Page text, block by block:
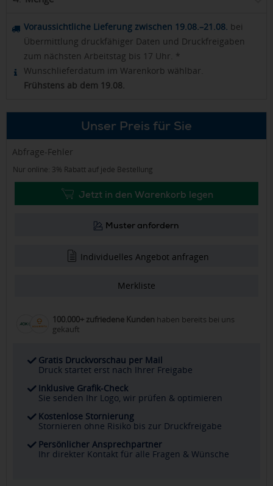
Voraussichtliche Lieferung zwischen 19.08.–21.08. bei
Übermittlung druckfähiger Daten und Druckfreigaben
zum nächsten Arbeitstag bis 17 Uhr. *
Wunschlieferdatum im Warenkorb wählbar.
Frühstens ab dem 19.08.
Unser Preis für Sie
Abfrage-Fehler
Nur online: 3% Rabatt auf jede Bestellung
Jetzt in den Warenkorb legen
Muster anfordern
Individuelles Angebot anfragen
Merkliste
100.000+ zufriedene Kunden haben bereits bei uns
gekauft
Gratis Druckvorschau per Mail
Druck startet erst nach Ihrer Freigabe
Inklusive Grafik-Check
Sie senden Ihr Logo, wir prüfen & optimieren
Kostenlose Stornierung
Stornieren ohne Risiko bis zur Druckfreigabe
Persönlicher Ansprechpartner
Ihr direkter Kontakt für alle Fragen & Wünsche